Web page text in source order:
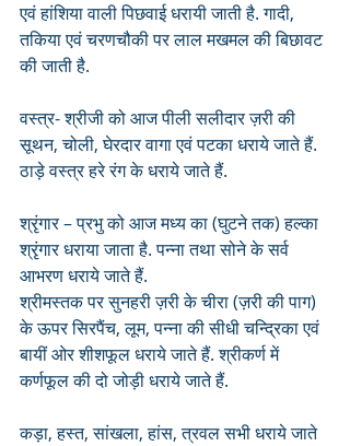
एवं हांशिया वाली पिछवाई धरायी जाती है. गादी,
तकिया एवं चरणचौकी पर लाल मखमल की बिछावट
की जाती है.
वस्त्र- श्रीजी को आज पीली सलीदार ज़री की
सूथन, चोली, घेरदार वागा एवं पटका धराये जाते हैं.
ठाड़े वस्त्र हरे रंग के धराये जाते हैं.
श्रृंगार – प्रभु को आज मध्य का (घुटने तक) हल्का
श्रृंगार धराया जाता है. पन्ना तथा सोने के सर्व
आभरण धराये जाते हैं.
श्रीमस्तक पर सुनहरी ज़री के चीरा (ज़री की पाग)
के ऊपर सिरपैंच, लूम, पन्ना की सीधी चन्द्रिका एवं
बायीं ओर शीशफूल धराये जाते हैं. श्रीकर्ण में
कर्णफूल की दो जोड़ी धराये जाते हैं.
कड़ा, हस्त, सांखला, हांस, त्रवल सभी धराये जाते